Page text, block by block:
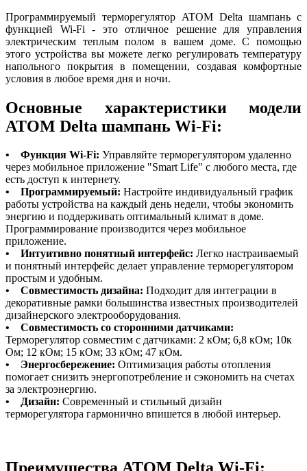
Программируемый терморегулятор ATOM Delta шампань с
функцией Wi-Fi - это отличное решение для управления
электрическим теплым полом в вашем доме. С помощью
этого устройства вы можете легко регулировать температуру
напольного покрытия в помещении, создавая комфортные
условия в любое время дня и ночи.
Основные характеристики модели
ATOM Delta шампань Wi-Fi:
• Функция Wi-Fi: Управляйте терморегулятором удаленно
через мобильное приложение "Smart Life" с любого места, где
есть доступ к интернету.
•
Программируемый: Настройте индивидуальный график
работы устройства на каждый день недели, чтобы экономить
энергию и поддерживать оптимальный климат в доме.
Программирование производится через мобильное
приложение.
•
Интуитивно понятный интерфейс: Легко настраиваемый
и понятный интерфейс делает управление терморегулятором
простым и удобным.
•
Совместимость дизайна: Подходит для интеграции в
декоративные рамки большинства известных производителей
дизайнерского электрооборудования.
•
Совместимость со сторонними датчиками:
Терморегулятор совместим с датчиками: 2 кОм; 6,8 кОм; 10к
Ом; 12 кОм; 15 кОм; 33 кОм; 47 кОм.
•
Энергосбережение: Оптимизация работы отопления
помогает снизить энергопотребление и сэкономить на счетах
за электроэнергию.
•
Дизайн: Современный и стильный дизайн
терморегулятора гармонично впишется в любой интерьер.